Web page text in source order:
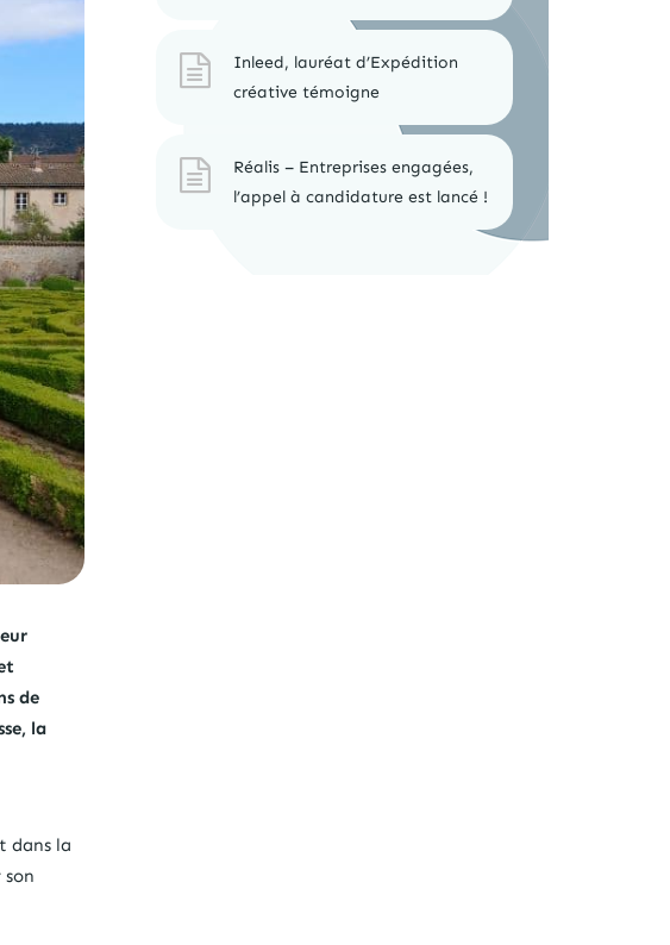
de
la
dans la
Inleed, lauréat d’Expédition
créative témoigne
Réalis – Entreprises engagées,
l’appel à candidature est lancé !